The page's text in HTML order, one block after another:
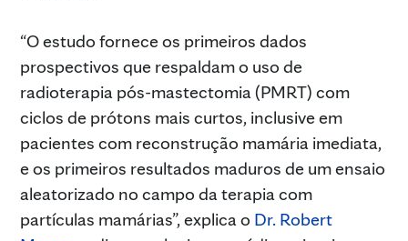
“O estudo fornece os primeiros dados
prospectivos que respaldam o uso de
radioterapia pós-mastectomia (PMRT) com
ciclos de prótons mais curtos, inclusive em
pacientes com reconstrução mamária imediata,
e os primeiros resultados maduros de um ensaio
aleatorizado no campo da terapia com
partículas mamárias”, explica o Dr. Robert